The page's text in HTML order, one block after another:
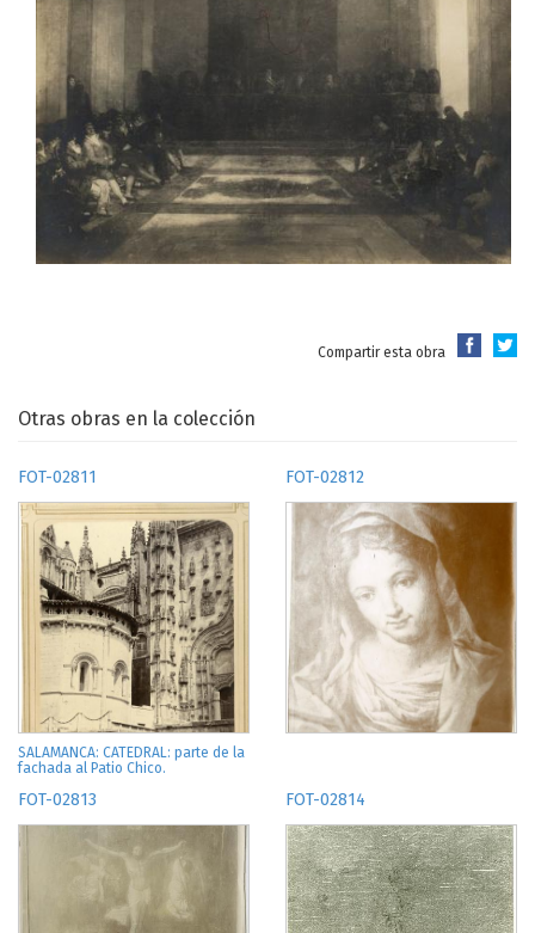
Compartir esta obra
Otras obras en la colección
FOT-02811
SALAMANCA: CATEDRAL: parte de la
fachada al Patio Chico.
FOT-02812
FOT-02813 FOT-02814